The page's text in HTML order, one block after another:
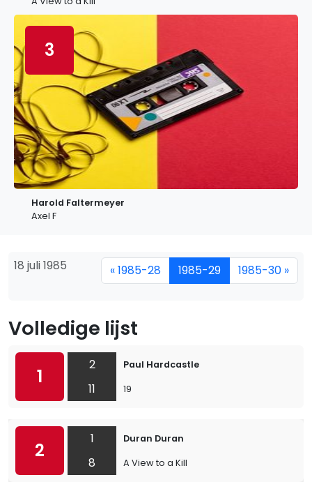
3
Harold Faltermeyer
Axel F
18 juli 1985 « 1985-28 1985-29 1985-30 »
Volledige lijst
1
2
11
Paul Hardcastle
19
2
1
8
Duran Duran
A View to a Kill